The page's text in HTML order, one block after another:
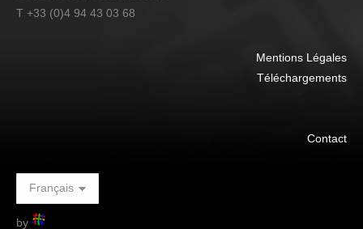
T +33 (0)4 94 43 03 68
Mentions Légales
Téléchargements
Contact
by